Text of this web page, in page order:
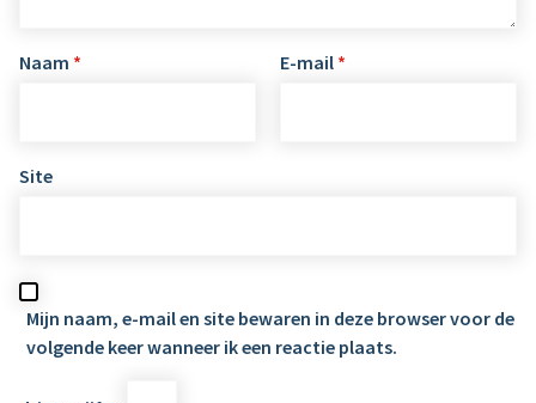
Naam * E-mail *
Site
Mijn naam, e-mail en site bewaren in deze browser voor de
volgende keer wanneer ik een reactie plaats.